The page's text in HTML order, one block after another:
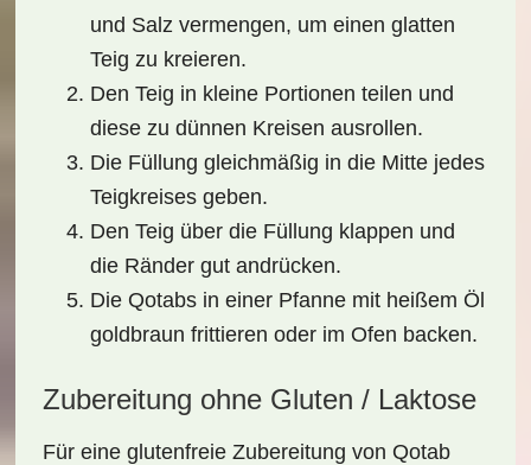
und Salz vermengen, um einen glatten
Teig zu kreieren.
Den Teig in kleine Portionen teilen und
diese zu dünnen Kreisen ausrollen.
Die Füllung gleichmäßig in die Mitte jedes
Teigkreises geben.
Den Teig über die Füllung klappen und
die Ränder gut andrücken.
Die Qotabs in einer Pfanne mit heißem Öl
goldbraun frittieren oder im Ofen backen.
Zubereitung ohne Gluten / Laktose
Für eine glutenfreie Zubereitung von Qotab